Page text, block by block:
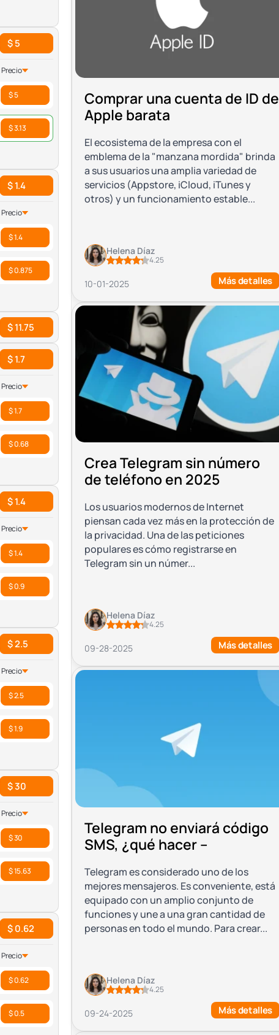
$ 5
Precio
$ 5
$ 3.13
$ 1.4
Precio
$ 1.4
$ 0.875
$ 11.75
$ 1.7
Precio
$ 1.7
$ 0.68
$ 1.4
Precio
$ 1.4
$ 0.9
$ 2.5
Precio
$ 2.5
$ 1.9
$ 30
Precio
$ 30
$ 15.63
$ 0.62
Precio
$ 0.62
$ 0.5
Comprar una cuenta de ID de
Apple barata
El ecosistema de la empresa con el
emblema de la "manzana mordida" brinda
a sus usuarios una amplia variedad de
servicios (Appstore, iCloud, iTunes y
otros) y un funcionamiento estable...
Helena Díaz
4.25
10-01-2025 Más detalles
Crea Telegram sin número
de teléfono en 2025
Los usuarios modernos de Internet
piensan cada vez más en la protección de
la privacidad. Una de las peticiones
populares es cómo registrarse en
Telegram sin un númer...
Helena Díaz
4.25
09-28-2025 Más detalles
Telegram no enviará código
SMS, ¿qué hacer –
Telegram es considerado uno de los
mejores mensajeros. Es conveniente, está
equipado con un amplio conjunto de
funciones y une a una gran cantidad de
personas en todo el mundo. Para crear...
Helena Díaz
4.25
09-24-2025 Más detalles